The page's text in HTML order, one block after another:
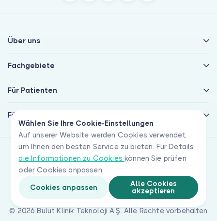
Wählen Sie Ihre Cookie-Einstellungen
Auf unserer Website werden Cookies verwendet,
um Ihnen den besten Service zu bieten. Für Details
die Informationen zu Cookieskönnen Sie prüfen
oder Cookies anpassen.
Cookies anpassen
Alle Cookies
akzeptieren
Über uns
Fachgebiete
Für Patienten
Für Ärzte
© 2026 Bulut Klinik Teknoloji A.Ş. Alle Rechte vorbehalten